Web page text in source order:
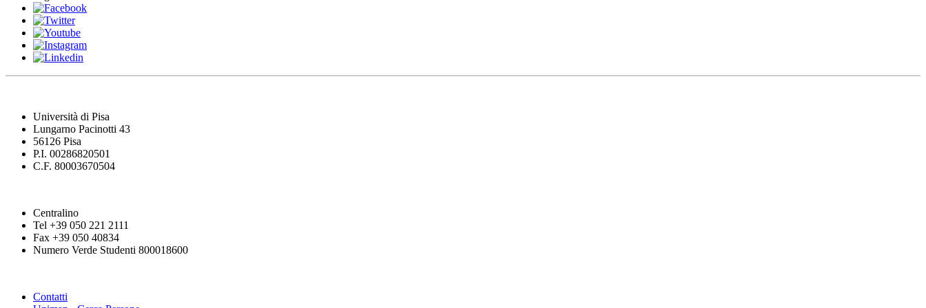
Università di Pisa
Lungarno Pacinotti 43
56126 Pisa
P.I. 00286820501
C.F. 80003670504
Centralino
Tel +39 050 221 2111
Fax +39 050 40834
Numero Verde Studenti 800018600
Contatti